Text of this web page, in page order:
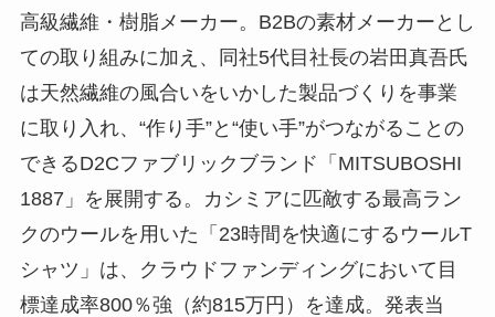
高級繊維・樹脂メーカー。B2Bの素材メーカーとし
ての取り組みに加え、同社5代目社長の岩田真吾氏
は天然繊維の風合いをいかした製品づくりを事業
に取り入れ、“作り手”と“使い手”がつながることの
できるD2Cファブリックブランド「MITSUBOSHI
1887」を展開する。カシミアに匹敵する最高ラン
クのウールを用いた「23時間を快適にするウールT
シャツ」は、クラウドファンディングにおいて目
標達成率800％強（約815万円）を達成。発表当